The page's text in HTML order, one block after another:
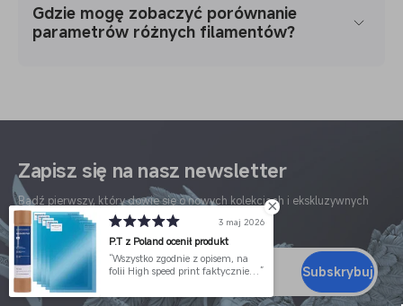
Gdzie mogę zobaczyć porównanie
parametrów różnych filamentów?
Zapisz się na nasz newsletter
Bądź pierwszy, który dowie się o nowych kolekcjach i ekskluzywnych
ofertach
Subskrybuj
3 maj 2026
P.T z Poland ocenił produkt
Wszystko zgodnie z opisem, na
folii High speed print faktycznie
łatwiej się odklejają po